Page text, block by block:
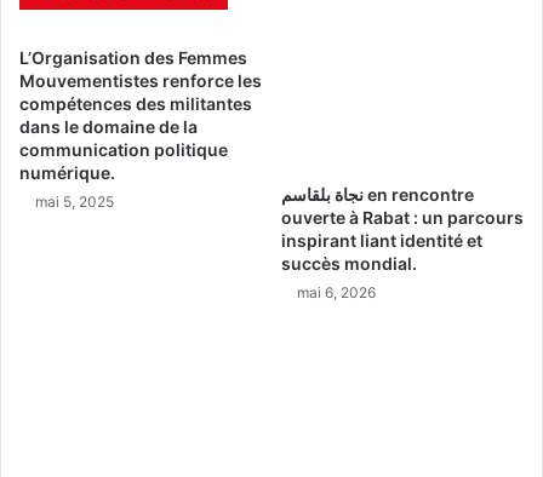
L’Organisation des Femmes
Mouvementistes renforce les
compétences des militantes
dans le domaine de la
communication politique
numérique.
mai 5, 2025
نجاة بلقاسم en rencontre
ouverte à Rabat : un parcours
inspirant liant identité et
succès mondial.
mai 6, 2026